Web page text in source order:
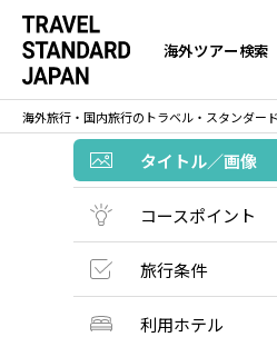
海外ツアー検索
海外旅行・国内旅行のトラベル・スタンダー
タイトル／画像
コースポイント
旅行条件
利用ホテル